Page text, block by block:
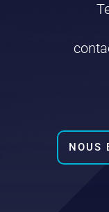
NOUS